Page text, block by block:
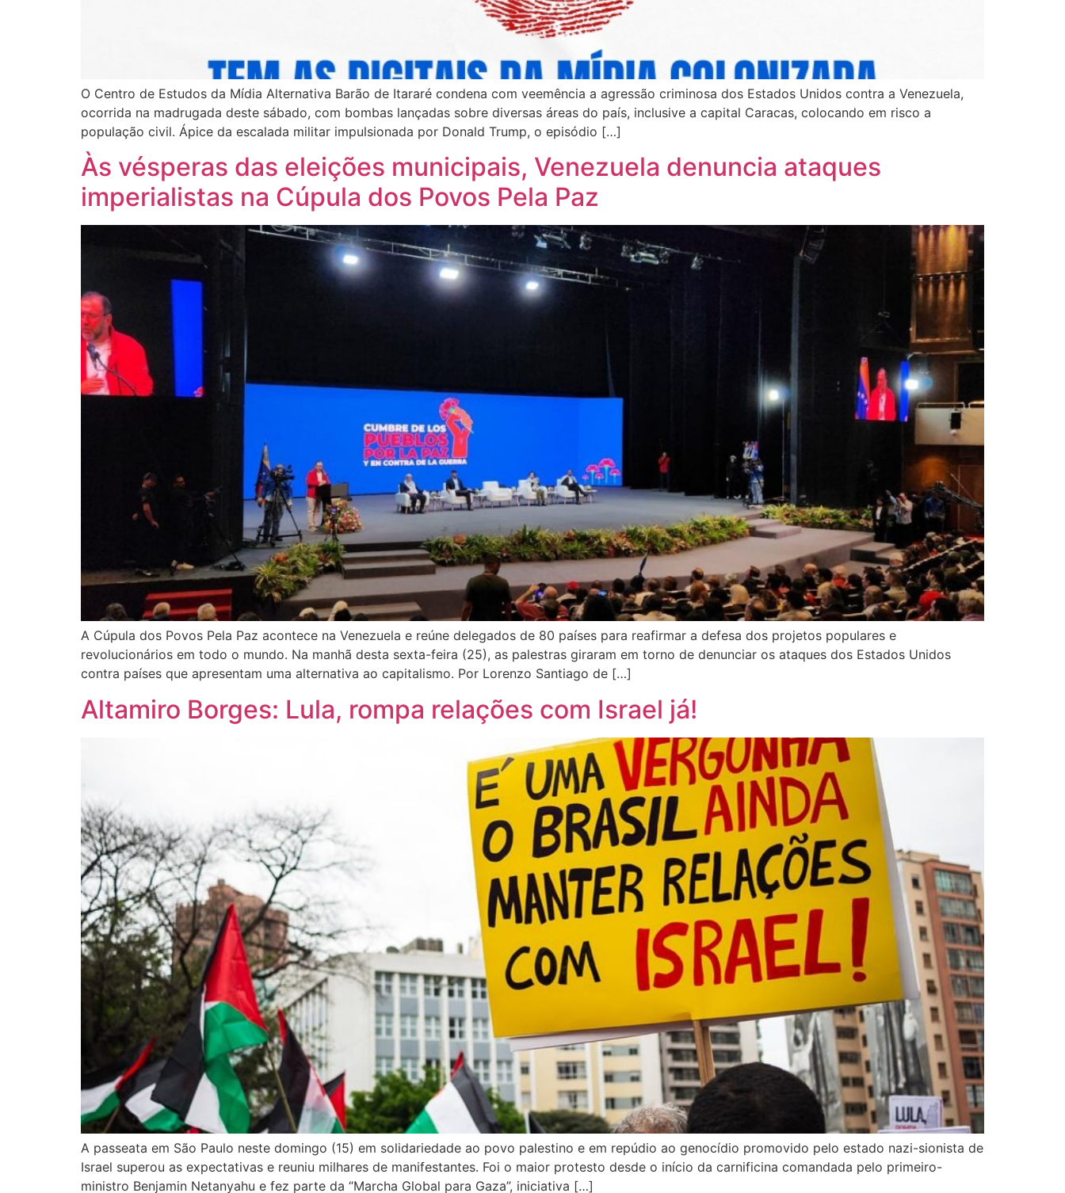
O Centro de Estudos da Mídia Alternativa Barão de Itararé condena com veemência a agressão criminosa dos Estados Unidos contra a Venezuela,
ocorrida na madrugada deste sábado, com bombas lançadas sobre diversas áreas do país, inclusive a capital Caracas, colocando em risco a
população civil. Ápice da escalada militar impulsionada por Donald Trump, o episódio […]
Às vésperas das eleições municipais, Venezuela denuncia ataques
imperialistas na Cúpula dos Povos Pela Paz
A Cúpula dos Povos Pela Paz acontece na Venezuela e reúne delegados de 80 países para reafirmar a defesa dos projetos populares e
revolucionários em todo o mundo. Na manhã desta sexta-feira (25), as palestras giraram em torno de denunciar os ataques dos Estados Unidos
contra países que apresentam uma alternativa ao capitalismo. Por Lorenzo Santiago de […]
Altamiro Borges: Lula, rompa relações com Israel já!
A passeata em São Paulo neste domingo (15) em solidariedade ao povo palestino e em repúdio ao genocídio promovido pelo estado nazi-sionista de
Israel superou as expectativas e reuniu milhares de manifestantes. Foi o maior protesto desde o início da carnificina comandada pelo primeiro-
ministro Benjamin Netanyahu e fez parte da “Marcha Global para Gaza”, iniciativa […]